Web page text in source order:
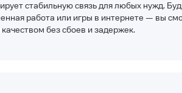
стабильную связь для любых нужд.
работа или игры в интернете — вы
без сбоев и задержек.